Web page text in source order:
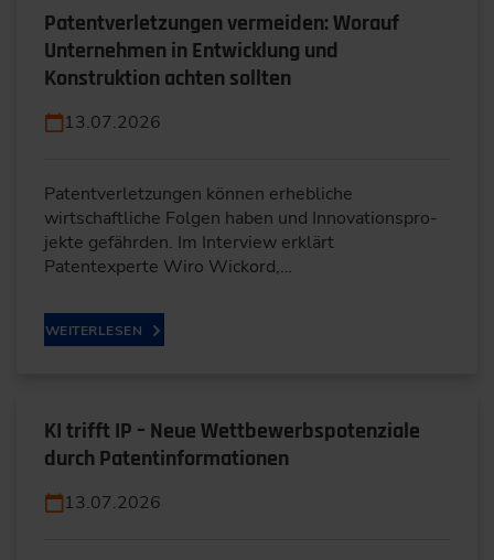
Patentverletzungen vermeiden: Worauf
Unternehmen in Entwicklung und
Konstruktion achten sollten
13.07.2026
Patentverletzungen können erhebliche
wirtschaftliche Folgen haben und Innovationspro-
jekte gefährden. Im Interview erklärt
Patentexperte Wiro Wickord,…
WEITERLESEN
KI trifft IP – Neue Wettbewerbspotenziale
durch Patentinformationen
13.07.2026